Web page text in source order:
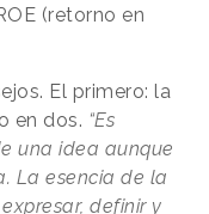
(retorno en
El primero: la
en dos. “Es
una idea aunque
La esencia de la
definir y